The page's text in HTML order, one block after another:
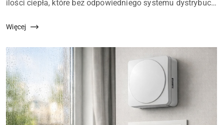
ilości ciepła, które bez odpowiedniego systemu dystrybucji
kominkowy rozwiązuje ten problem, rozprowadza...
Więcej